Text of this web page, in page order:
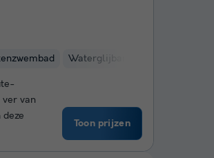
Waterglijbanen
ver van
deze
Toon prijzen